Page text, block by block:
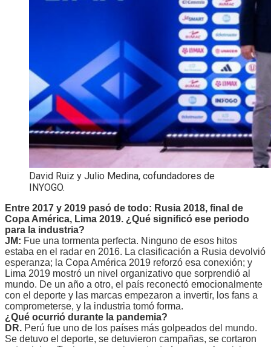
David Ruiz y Julio Medina, cofundadores de
INYOGO.
Entre 2017 y 2019 pasó de todo: Rusia 2018, final de
Copa América, Lima 2019. ¿Qué significó ese periodo
para la industria?
JM: Fue una tormenta perfecta. Ninguno de esos hitos
estaba en el radar en 2016. La clasificación a Rusia devolvió
esperanza; la Copa América 2019 reforzó esa conexión; y
Lima 2019 mostró un nivel organizativo que sorprendió al
mundo. De un año a otro, el país reconectó emocionalmente
con el deporte y las marcas empezaron a invertir, los fans a
comprometerse, y la industria tomó forma.
¿Qué ocurrió durante la pandemia?
DR. Perú fue uno de los países más golpeados del mundo.
Se detuvo el deporte, se detuvieron campañas, se cortaron